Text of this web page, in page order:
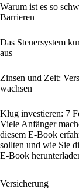
Warum ist es so
Barrieren
Das Steuersystem
aus
Zinsen und Zeit:
wachsen
Klug investieren: 7
Viele Anfänger
diesem E-Book
sollten und wie Sie
E-Book
Versicherung